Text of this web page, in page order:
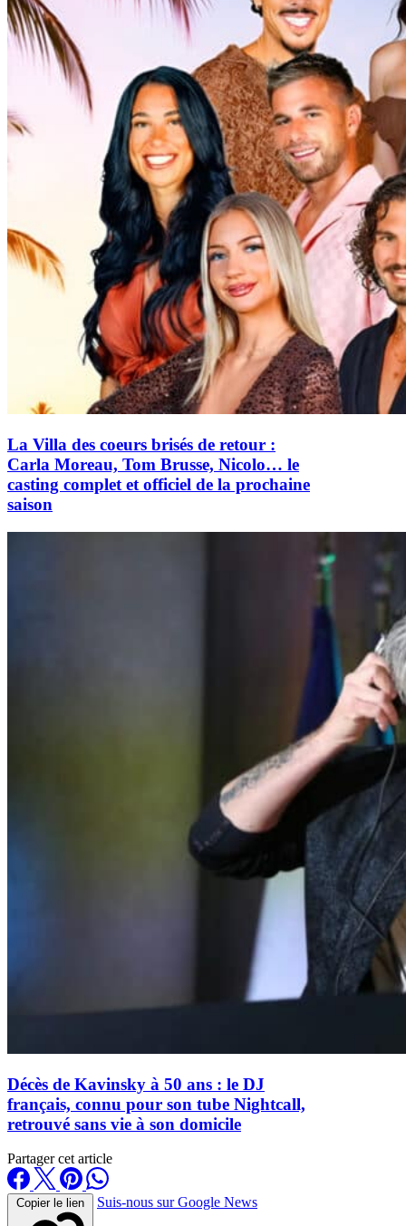
La Villa des coeurs brisés de retour :
Carla Moreau, Tom Brusse, Nicolo… le
casting complet et officiel de la prochaine
saison
Décès de Kavinsky à 50 ans : le DJ
français, connu pour son tube Nightcall,
retrouvé sans vie à son domicile
Partager cet article
Copier le lien Suis-nous sur Google News